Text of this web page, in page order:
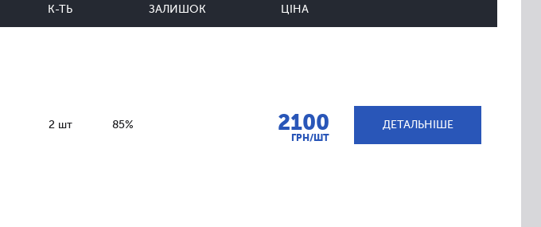
К-ТЬ ЗАЛИШОК ЦІНА
2 шт 85% 2100
ГРН/ШТ
ДЕТАЛЬНІШЕ